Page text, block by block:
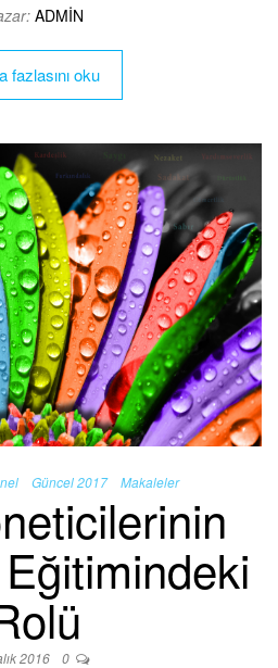
ADMIN
fazlasını oku
Güncel 2017 Makaleler
2016 0